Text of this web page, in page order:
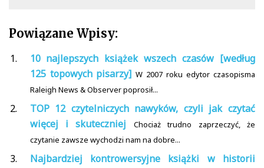
Powiązane Wpisy:
10 najlepszych książek wszech czasów [według
125 topowych pisarzy] W 2007 roku edytor czasopisma
Raleigh News & Observer poprosił...
TOP 12 czytelniczych nawyków, czyli jak czytać
więcej i skuteczniej
Chociaż trudno zaprzeczyć, że
czytanie zawsze wychodzi nam na dobre...
Najbardziej kontrowersyjne książki w historii